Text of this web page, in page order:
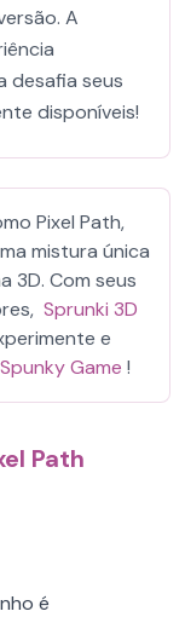
A
desafia seus
disponíveis!
Pixel Path,
mistura única
3D. Com seus
Sprunki 3D
e
Spunky Game !
Path
é